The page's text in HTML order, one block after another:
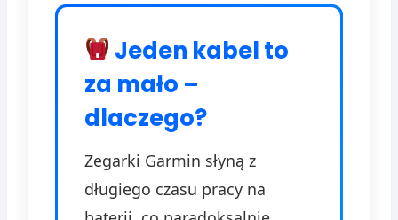
Jeden kabel to
za mało –
dlaczego?
Zegarki Garmin słyną z
długiego czasu pracy na